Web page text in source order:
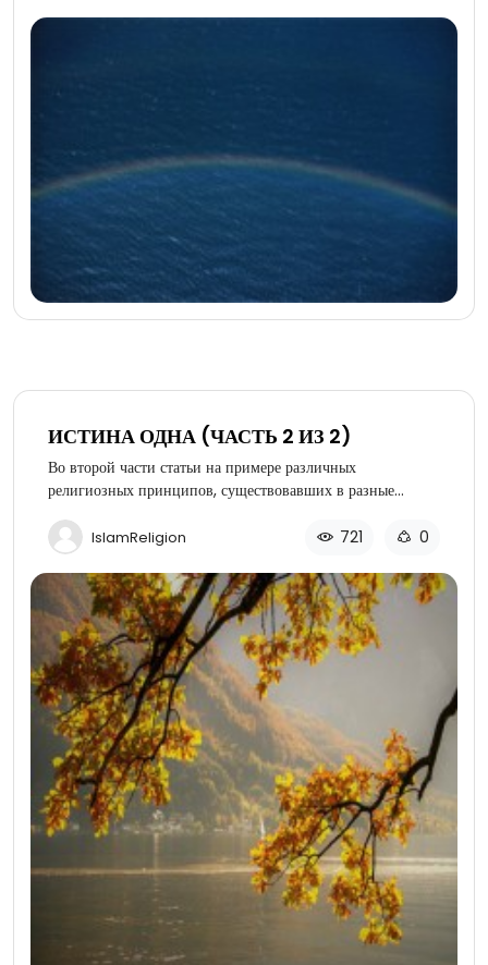
ИСТИНА ОДНА (ЧАСТЬ 2 ИЗ 2)
Во второй части статьи на примере различных
религиозных принципов, существовавших в разные
аргументы, подтверждающие, что истина может быть
только абсолютной, но никак не относительной.
IslamReligion 721 0